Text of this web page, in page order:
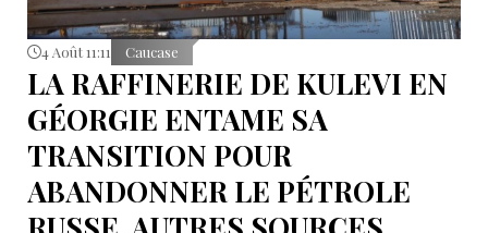
4 Août 11:11 Caucase
LA RAFFINERIE DE KULEVI EN
GÉORGIE ENTAME SA
TRANSITION POUR
ABANDONNER LE PÉTROLE